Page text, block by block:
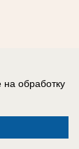
на обработку